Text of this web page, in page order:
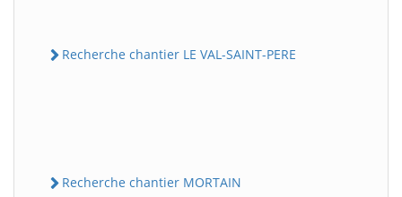
Recherche chantier LE VAL-SAINT-PERE
Recherche chantier MORTAIN